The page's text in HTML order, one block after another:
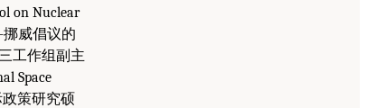
on Nuclear
挪威倡议的
工作组副主
Space
政策研究硕